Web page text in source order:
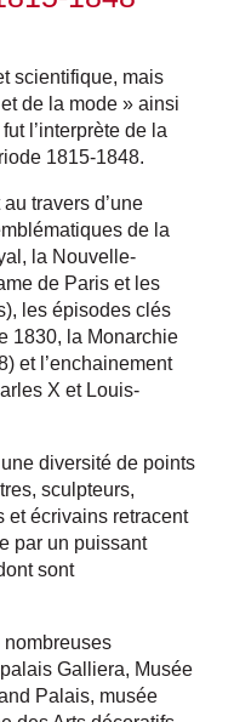
scientifique, mais
de la mode » ainsi
l’interprète de la
1815-1848.
travers d’une
de la
la Nouvelle-
de Paris et les
les épisodes clés
1830, la Monarchie
et l’enchainement
X et Louis-
diversité de points
sculpteurs,
et écrivains retracent
par un puissant
sont
Galliera, Musée
Palais, musée